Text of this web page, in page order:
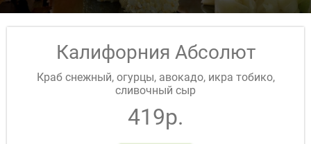
Калифорния Абсолют
Краб снежный, огурцы, авокадо, икра тобико,
сливочный сыр
419р.